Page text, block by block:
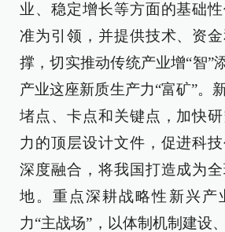
业、稳定增长等方面的基础
准为引领，并提供技术、资
撑，切实推动传统产业增“智”
产业这座新质生产力“富矿”。
堵点、卡点和关键点，加快
力的顶层设计文件，促进科
深度融合，将我国打造成为
地。重点深耕战略性新兴产
力“主战场”，以体制机制建设